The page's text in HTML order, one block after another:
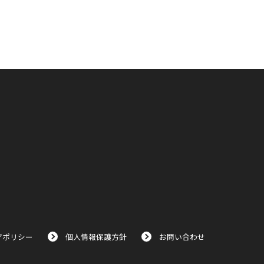
リシー 個人情報保護方針 お問い合わせ